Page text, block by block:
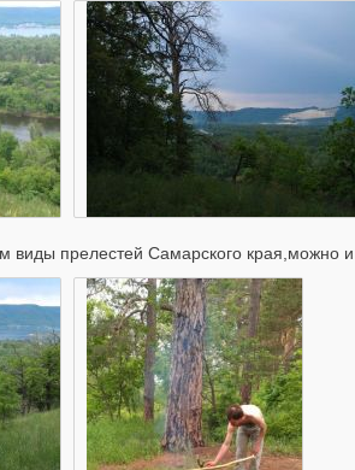
виды прелестей Самарского края,можно